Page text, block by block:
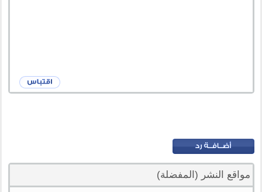
مواقع النشر (المفضلة)